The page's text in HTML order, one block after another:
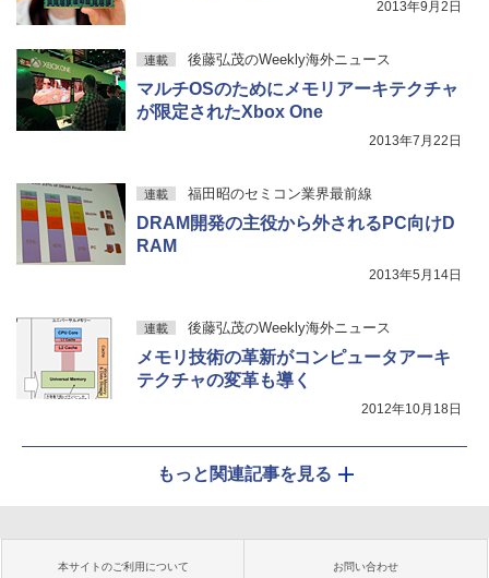
2013年9月2日
連載 後藤弘茂のWeekly海外ニュース
マルチOSのためにメモリアーキテクチャ
が限定されたXbox One
2013年7月22日
連載 福田昭のセミコン業界最前線
DRAM開発の主役から外されるPC向けD
RAM
2013年5月14日
連載 後藤弘茂のWeekly海外ニュース
メモリ技術の革新がコンピュータアーキ
テクチャの変革も導く
2012年10月18日
もっと関連記事を見る
本サイトのご利用について お問い合わせ